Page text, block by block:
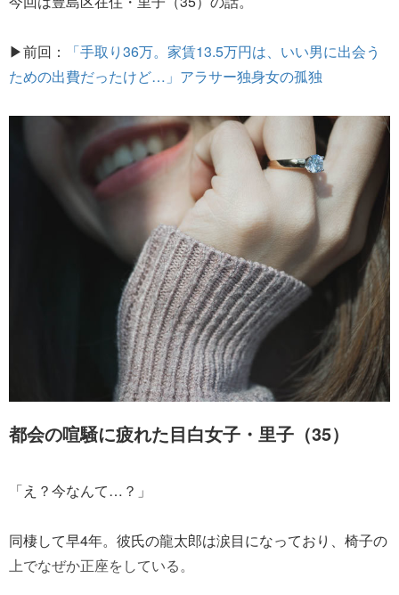
▶前回：
「手取り36万。家賃13.5万円は、いい男に出会う
ための出費だったけど…」アラサー独身女の孤独
都会の喧騒に疲れた目白女子・里子（35）
「え？今なんて…？」
同棲して早4年。彼氏の龍太郎は涙目になっており、椅子の
上でなぜか正座をしている。